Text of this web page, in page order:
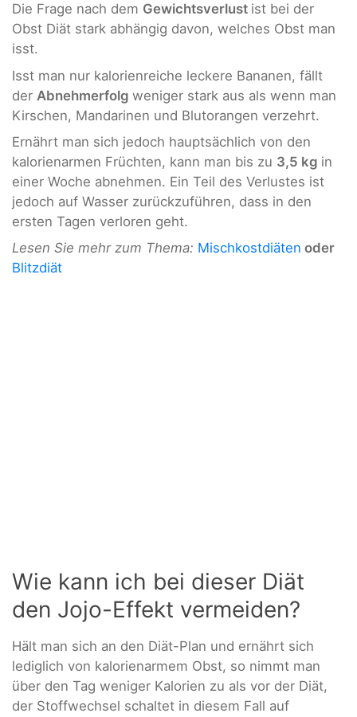
Die Frage nach dem Gewichtsverlust ist bei der
Obst Diät stark abhängig davon, welches Obst man
isst.
Isst man nur kalorienreiche leckere Bananen, fällt
der Abnehmerfolg weniger stark aus als wenn man
Kirschen, Mandarinen und Blutorangen verzehrt.
Ernährt man sich jedoch hauptsächlich von den
kalorienarmen Früchten, kann man bis zu 3,5 kg in
einer Woche abnehmen. Ein Teil des Verlustes ist
jedoch auf Wasser zurückzuführen, dass in den
ersten Tagen verloren geht.
Lesen Sie mehr zum Thema: Mischkostdiäten oder
Blitzdiät
Wie kann ich bei dieser Diät
den Jojo-Effekt vermeiden?
Hält man sich an den Diät-Plan und ernährt sich
lediglich von kalorienarmem Obst, so nimmt man
über den Tag weniger Kalorien zu als vor der Diät,
der Stoffwechsel schaltet in diesem Fall auf